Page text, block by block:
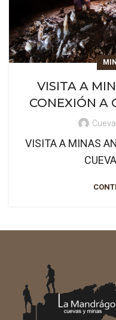
VISITA A
CONEXIÓN A
VISITA A MINAS